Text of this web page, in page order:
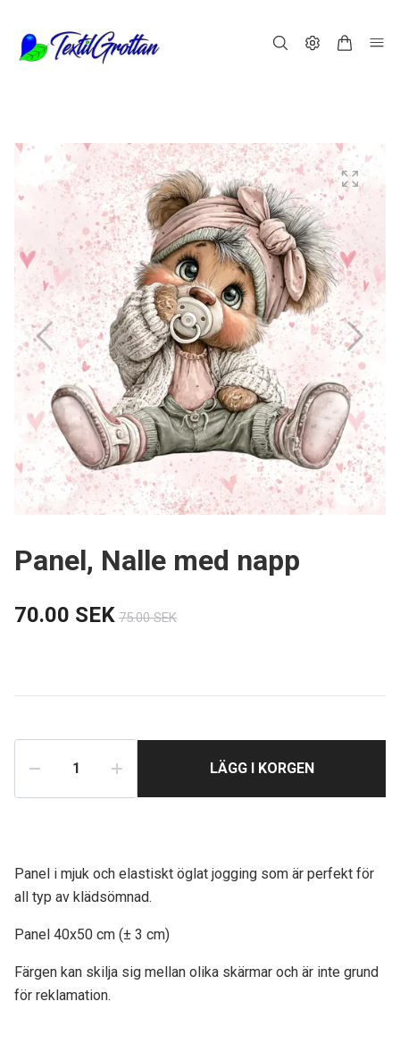
Panel, Nalle med napp
70.00 SEK 75.00 SEK
LÄGG I KORGEN
Panel i mjuk och elastiskt öglat jogging som är perfekt för
all typ av klädsömnad.
Panel 40x50 cm (± 3 cm)
Färgen kan skilja sig mellan olika skärmar och är inte grund
för reklamation.